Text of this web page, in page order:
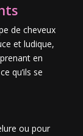
de cheveux
et ludique,
en
qu’ils se
ou pour